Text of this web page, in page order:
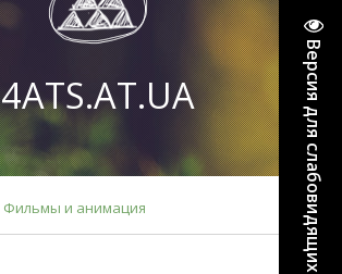
Версия для слабовидящих
4ATS.AT.UA
Фильмы и анимация